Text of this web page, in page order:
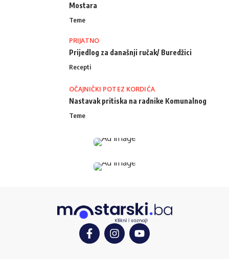
Mostara
Teme
PRIJATNO
Prijedlog za današnji ručak/ Buredžici
Recepti
OČAJNIČKI POTEZ KORDIĆA
Nastavak pritiska na radnike Komunalnog
Teme